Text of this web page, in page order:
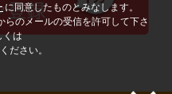
に同意したものとみなします。
らのメールの受信を許可して下さ
くは
ださい。